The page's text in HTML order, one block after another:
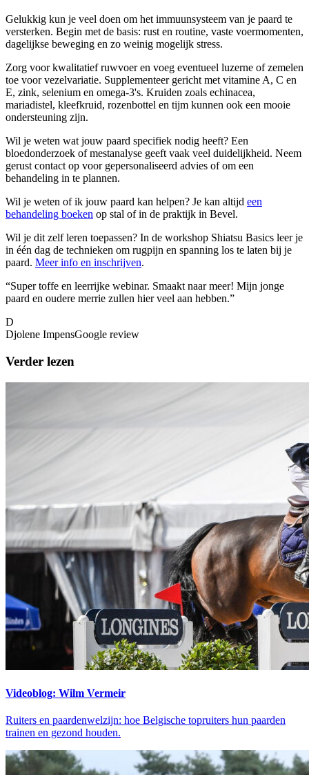
Gelukkig kun je veel doen om het immuunsysteem van je paard te
versterken. Begin met de basis: rust en routine, vaste voermomenten,
dagelijkse beweging en zo weinig mogelijk stress.
Zorg voor kwalitatief ruwvoer en voeg eventueel luzerne of zemelen
toe voor vezelvariatie. Supplementeer gericht met vitamine A, C en
E, zink, selenium en omega-3's. Kruiden zoals echinacea,
mariadistel, kleefkruid, rozenbottel en tijm kunnen ook een mooie
ondersteuning zijn.
Wil je weten wat jouw paard specifiek nodig heeft? Een
bloedonderzoek of mestanalyse geeft vaak veel duidelijkheid. Neem
gerust contact op voor gepersonaliseerd advies of om een
behandeling in te plannen.
Wil je weten of ik jouw paard kan helpen? Je kan altijd een
behandeling boeken op stal of in de praktijk in Bevel.
Wil je dit zelf leren toepassen? In de workshop Shiatsu Basics leer je
in één dag de technieken om rugpijn en spanning los te laten bij je
paard. Meer info en inschrijven.
“Super toffe en leerrijke webinar. Smaakt naar meer! Mijn jonge
paard en oudere merrie zullen hier veel aan hebben.”
D
Djolene ImpensGoogle review
Verder lezen
Videoblog: Wilm Vermeir
Ruiters en paardenwelzijn: hoe Belgische topruiters hun paarden
trainen en gezond houden.